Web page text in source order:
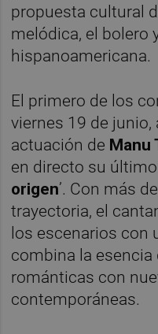
propuesta cultural
melódica, el bolero
hispanoamericana.
El primero de los
viernes 19 de junio,
actuación de Manu
en directo su
origen’. Con más
trayectoria, el
los escenarios con
combina la
románticas con
contemporáneas.